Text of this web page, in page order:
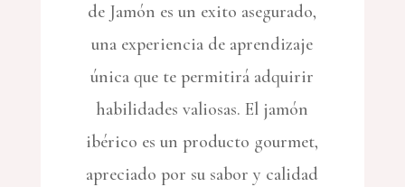
de Jamón es un exito asegurado,
una experiencia de aprendizaje
única que te permitirá adquirir
habilidades valiosas.El jamón
ibérico es un producto gourmet,
apreciado por su sabor y calidad